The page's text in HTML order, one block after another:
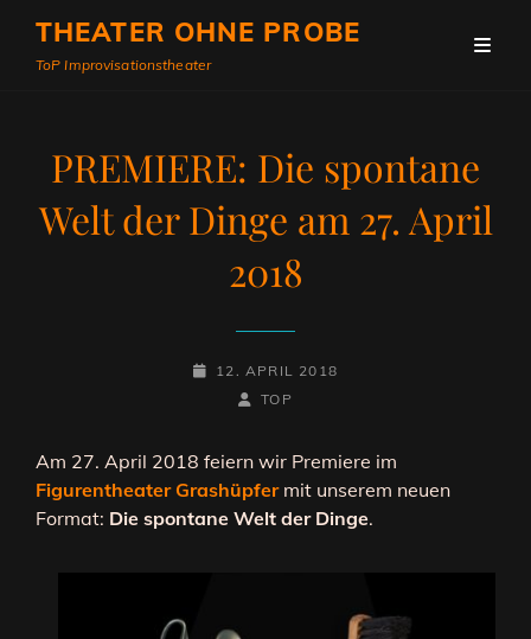
THEATER OHNE PROBE
ToP Improvisationstheater
PREMIERE: Die spontane
Welt der Dinge am 27. April
2018
POSTED-
12. APRIL 2018
BY
BYLINE
TOP
Am 27. April 2018 feiern wir Premiere im
Figurentheater Grashüpfermit unserem neuen
Format: Die spontane Welt der Dinge.